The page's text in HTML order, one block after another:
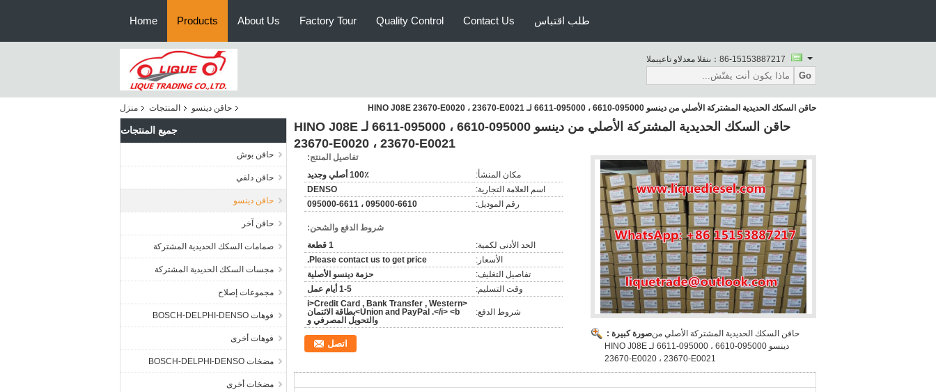
Home Products About Us Factory Tour Quality Control Contact Us طلب اقتباس
المبيعات والدعم الفنى： 86-15153887217
Go
منزل المنتجات حاقن دينسو حاقن السكك الحديدية المشتركة الأصلي من دينسو 095000-6610 ، 095000-6611 لـ HINO J08E 23670-E0020 ، 23670-E0021
جميع المنتجات
حاقن بوش
حاقن دلفي
حاقن دينسو
حاقن آخر
صمامات السكك الحديدية المشتركة
مجسات السكك الحديدية المشتركة
مجموعات إصلاح
فوهات BOSCH-DELPHI-DENSO
فوهات أخرى
مضخات BOSCH-DELPHI-DENSO
مضخات أخرى
حاقن السكك الحديدية المشتركة الأصلي من دينسو 095000-6610 ، 095000-6611 لـ HINO J08E
23670-E0020 ، 23670-E0021
صورة كبيرة :حاقن السكك الحديدية المشتركة الأصلي من
دينسو 095000-6610 ، 095000-6611 لـ HINO J08E
23670-E0020 ، 23670-E0021
تفاصيل المنتج:
مكان المنشأ:
100٪ أصلي وجديد
اسم العلامة التجارية:
DENSO
رقم الموديل:
095000-6610 ، 095000-6611
شروط الدفع والشحن:
الحد الأدنى لكمية:
1 قطعة
الأسعار:
Please contact us to get price.
تفاصيل التغليف:
حزمة دينسو الأصلية
وقت التسليم:
1-5 أيام عمل
شروط الدفع:
<i>Credit Card , Bank Transfer , Western
Union and PayPal .</i> <b>بطاقة الائتمان
والتحويل المصرفي و
اتصل